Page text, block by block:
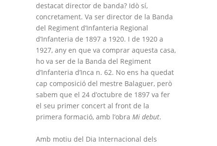
destacat director de banda? Idò sí,
concretament. Va ser director de la Banda
del Regiment d’Infanteria Regional
d’Infanteria de 1897 a 1920. I de 1920 a
1927, any en que va comprar aquesta casa,
ho va ser de la Banda del Regiment
d’Infanteria d’Inca n. 62. No ens ha quedat
cap composició del mestre Balaguer, però
sabem que el 24 d’octubre de 1897 va fer
el seu primer concert al front de la
primera formació, amb l’obra Mi debut.
Amb motiu del Dia Internacional dels